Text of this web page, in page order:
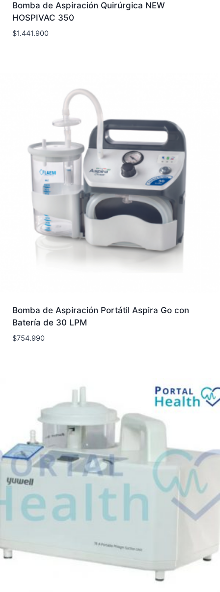
Bomba de Aspiración Quirúrgica NEW
HOSPIVAC 350
$1.441.900
Bomba de Aspiración Portátil Aspira Go con
Batería de 30 LPM
$754.990